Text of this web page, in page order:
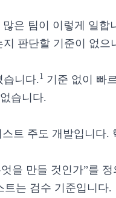
은 팀이 이렇게 일합
판단할 기준이 없
습니다.1 기준 없이 빠
습니다.
스트 주도 개발입니다
을 만들 것인가”를
트는 검수 기준입니다.